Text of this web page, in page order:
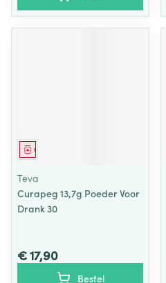
Geneesmiddel
Teva
Curapeg 13,7g Poeder Voor
Drank 30
€ 17,90
Bestel